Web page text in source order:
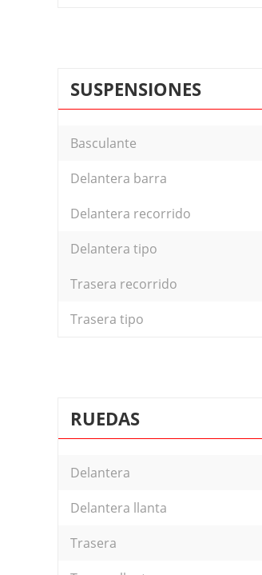
SUSPENSIONES
Basculante
Delantera barra
Delantera recorrido
Delantera tipo
Trasera recorrido
Trasera tipo
RUEDAS
Delantera
Delantera llanta
Trasera